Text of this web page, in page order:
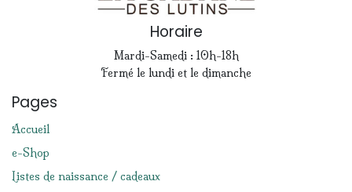
Horaire
Mardi-Samedi : 10h-18h
Fermé le lundi et le dimanche
Pages
Accueil
e-Shop
Listes de naissance / cadeaux